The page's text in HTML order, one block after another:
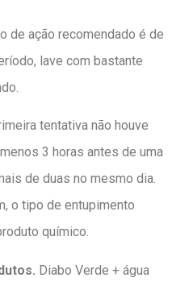
de ação recomendado é de
lave com bastante
tentativa não houve
3 horas antes de uma
de duas no mesmo dia.
o tipo de entupimento
químico.
Diabo Verde + água